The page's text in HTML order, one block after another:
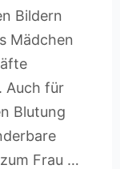
Bildern
Mädchen
Auch für
Blutung
Frau …